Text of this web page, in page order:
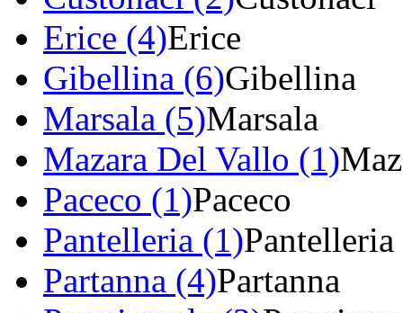
Erice (4)Erice
Gibellina (6)Gibellina
Marsala (5)Marsala
Mazara Del Vallo (1)
Paceco (1)Paceco
Pantelleria (1)Pantelleria
Partanna (4)Partanna